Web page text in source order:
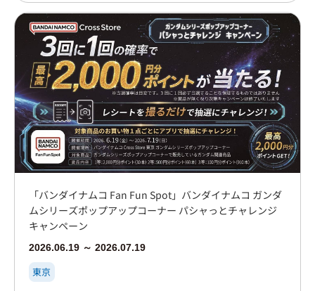
「バンダイナムコ Fan Fun Spot」バンダイナムコ ガンダ
ムシリーズポップアップコーナー パシャっとチャレンジ
キャンペーン
2026.06.19 ～ 2026.07.19
東京